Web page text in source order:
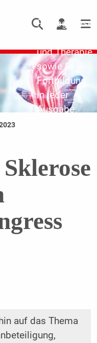
Pathogenese,
und Therapie
sowie DFP-
Fortbildung
in jeder
Ausgabe.
auf das Thema